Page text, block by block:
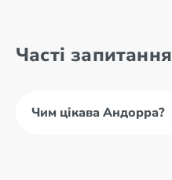
Часті запитання
Чим цікава Андорра?